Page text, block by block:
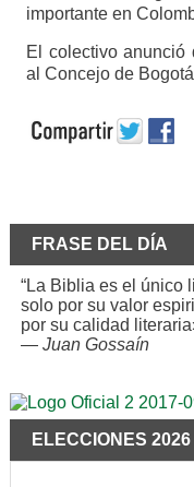
importante en
El colectivo anunció
al Concejo de
FRASE DEL DÍA
“La Biblia es el único
solo por su valor
por su calidad
— Juan Gossaín
ELECCIONES 2026